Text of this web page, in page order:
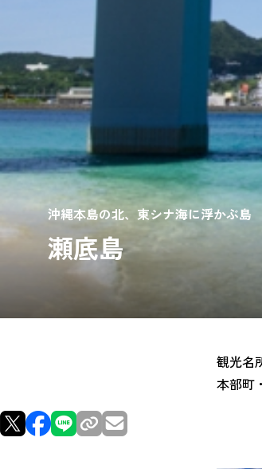
沖縄本島の北、東シナ海に浮かぶ島
瀬底島
観光名
本部町